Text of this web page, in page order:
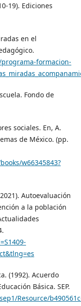
19). Ediciones
en el
formacion-
Fondo de
sociales. En, A.
de México. (pp.
w66345843?
Autoevaluación
a la población
(1992). Acuerdo
Básica. SEP.
Resource/